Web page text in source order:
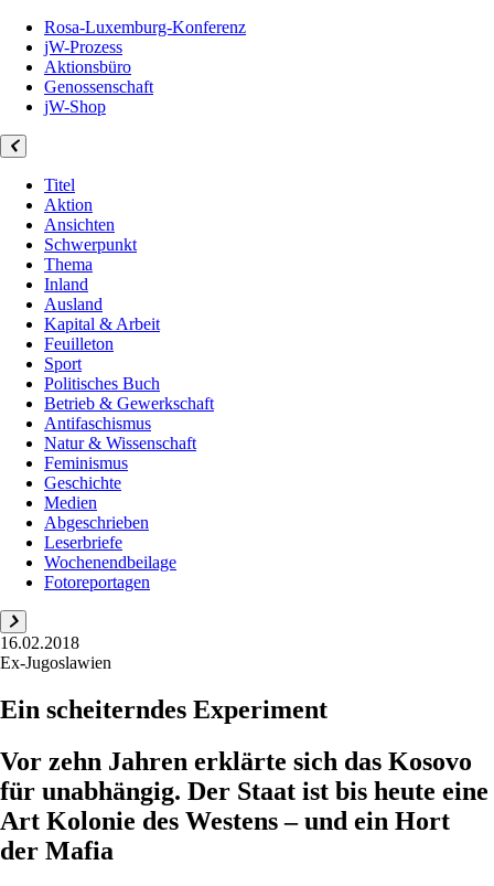
Rosa-Luxemburg-Konferenz
jW-Prozess
Aktionsbüro
Genossenschaft
jW-Shop
Titel
Aktion
Ansichten
Schwerpunkt
Thema
Inland
Ausland
Kapital & Arbeit
Feuilleton
Sport
Politisches Buch
Betrieb & Gewerkschaft
Antifaschismus
Natur & Wissenschaft
Feminismus
Geschichte
Medien
Abgeschrieben
Leserbriefe
Wochenendbeilage
Fotoreportagen
16.02.2018
Ex-Jugoslawien
Ein scheiterndes Experiment
Vor zehn Jahren erklärte sich das Kosovo
für unabhängig. Der Staat ist bis heute eine
Art Kolonie des Westens – und ein Hort
der Mafia